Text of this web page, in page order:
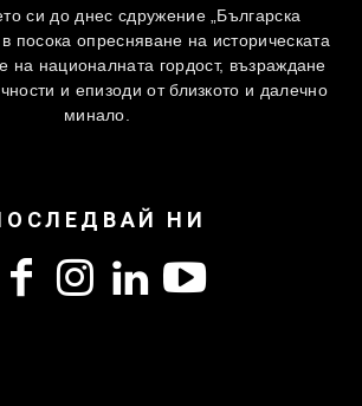
си до днес сдружение „Българска
посока опресняване на историческата
на националната гордост, възраждане
и епизоди от близкото и далечно
минало.
НИ